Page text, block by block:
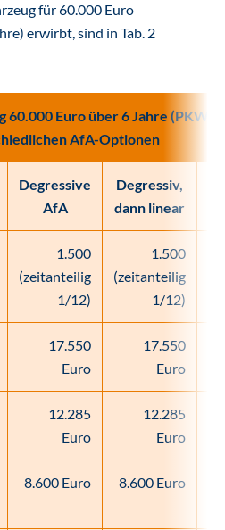
für 60.000 Euro
erwirbt, sind in Tab. 2
60.000 Euro über 6 Jahre (PKW)
AfA-Optionen
Degressive
AfA
Degressiv,
dann linear
1.500
(zeitanteilig
1/12)
1.500
(zeitanteilig
1/12)
17.550
Euro
17.550
Euro
12.285
Euro
12.285
Euro
8.600 Euro 8.600 Euro